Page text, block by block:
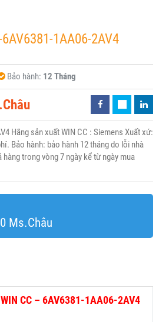
1AA06-2AV4
Bảo hành: 12 Tháng
Hãng sản xuất WIN CC : Siemens Xuất xứ:
Bảo hành: bảo hành 12 tháng do lỗi nhà
trong vòng 7 ngày kể từ ngày mua
Ms.Châu
CC – 6AV6381-1AA06-2AV4